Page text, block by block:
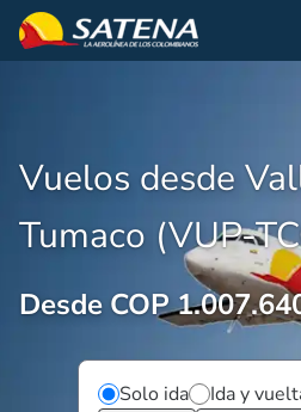
Vuelos desde
Tumaco (VUP-
Desde COP
Solo ida Ida y